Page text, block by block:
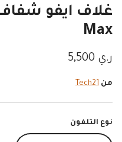
Max
السعر الاصلي
ر.ي 5,500
من Tech21
نوع التلفون